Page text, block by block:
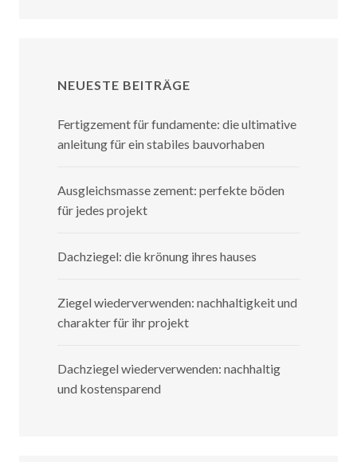
NEUESTE BEITRÄGE
Fertigzement für fundamente: die ultimative
anleitung für ein stabiles bauvorhaben
Ausgleichsmasse zement: perfekte böden
für jedes projekt
Dachziegel: die krönung ihres hauses
Ziegel wiederverwenden: nachhaltigkeit und
charakter für ihr projekt
Dachziegel wiederverwenden: nachhaltig
und kostensparend